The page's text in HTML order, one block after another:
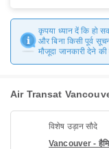
कृपया ध्यान दें कि हो
और बिना किसी पूर्व
मौजूदा जानकारी देने
Air Transat Vancouver
विशेष उड़ान सौदे
Vancouver -